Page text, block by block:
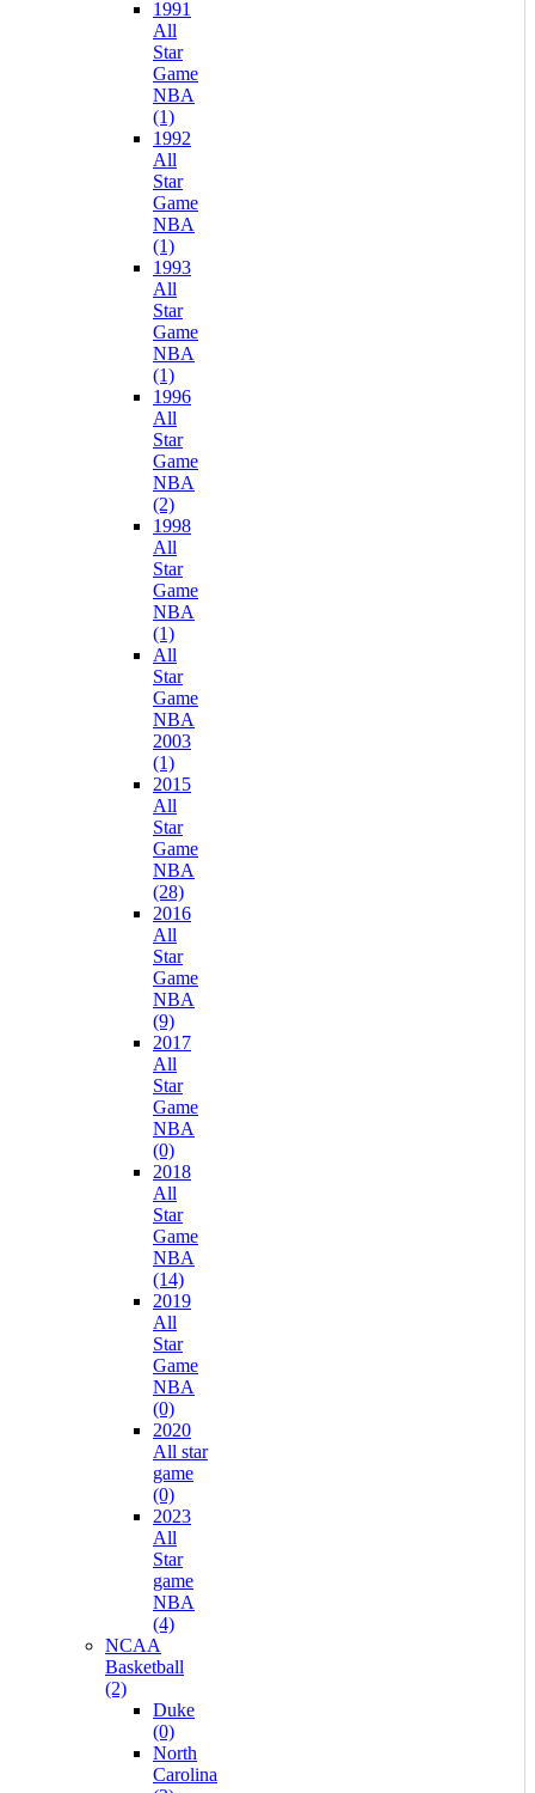
1991
All
Star
Game
NBA
(1)
1992
All
Star
Game
NBA
(1)
1993
All
Star
Game
NBA
(1)
1996
All
Star
Game
NBA
(2)
1998
All
Star
Game
NBA
(1)
All
Star
Game
NBA
2003
(1)
2015
All
Star
Game
NBA
(28)
2016
All
Star
Game
NBA
(9)
2017
All
Star
Game
NBA
(0)
2018
All
Star
Game
NBA
(14)
2019
All
Star
Game
NBA
(0)
2020
All star
game
(0)
2023
All
Star
game
NBA
(4)
NCAA
Basketball
(2)
Duke
(0)
North
Carolina